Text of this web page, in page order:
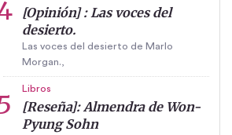
[Opinión] : Las voces del
desierto.
Las voces del desierto de Marlo
Morgan.,
Libros
[Reseña]: Almendra de Won-
Pyung Sohn